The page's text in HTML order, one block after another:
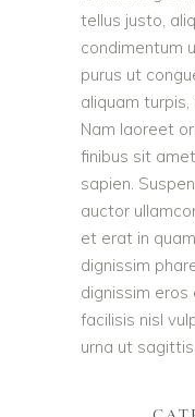
tellus justo,
condimentum
purus ut
aliquam turpis,
Nam laoreet
finibus sit
sapien.
auctor
et erat in
dignissim
dignissim
facilisis nisl
urna ut sagittis.